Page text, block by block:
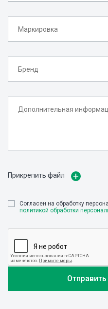
Прикрепить файл
Cогласен на обработку
политикой обработки